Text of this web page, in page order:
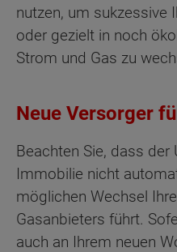
nutzen, um sukzessive
oder gezielt in noch
Strom und Gas zu
Neue Versorger
Beachten Sie, dass der
Immobilie nicht
möglichen Wechsel
Gasanbieters führt.
auch an Ihrem neuen